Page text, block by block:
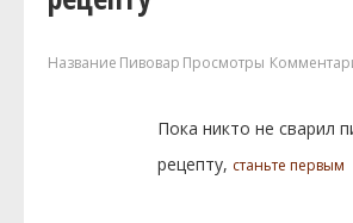
Название Пивовар Просмотры
Пока никто не сварил
рецепту, станьте первым